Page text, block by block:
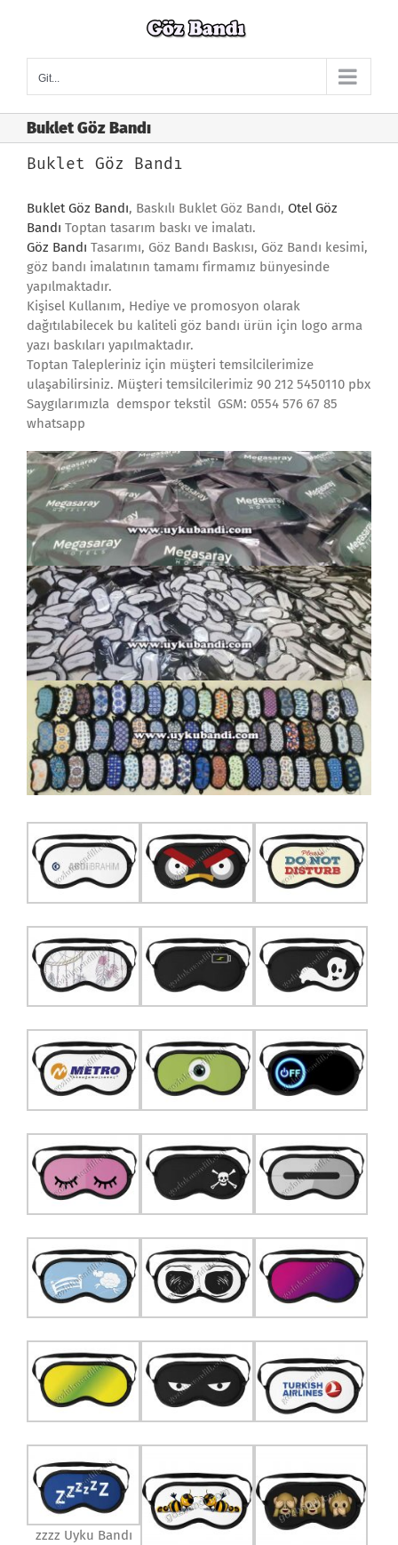
Git...
Buklet Göz Bandı
Buklet Göz Bandı
Buklet Göz Bandı, Baskılı Buklet Göz Bandı, Otel Göz
Bandı Toptan tasarım baskı ve imalatı.
Göz Bandı Tasarımı, Göz Bandı Baskısı, Göz Bandı kesimi,
göz bandı imalatının tamamı firmamız bünyesinde
yapılmaktadır.
Kişisel Kullanım, Hediye ve promosyon olarak
dağıtılabilecek bu kaliteli göz bandı ürün için logo arma
yazı baskıları yapılmaktadır.
Toptan Talepleriniz için müşteri temsilcilerimize
ulaşabilirsiniz. Müşteri temsilcilerimiz 90 212 5450110 pbx
Saygılarımızla demspor tekstil GSM: 0554 576 67 85
whatsapp
zzzz Uyku Bandı